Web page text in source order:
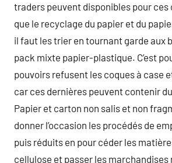
traders peuvent disponibles pour
que le recyclage du papier et du
il faut les trier en tournant garde aux
pack mixte papier-plastique. C’est
pouvoirs refusent les coques à case
car ces dernières peuvent contenir
Papier et carton non salis et non
donner l’occasion les procédés de
puis réduits en pour céder les
cellulose et passer les marchandises